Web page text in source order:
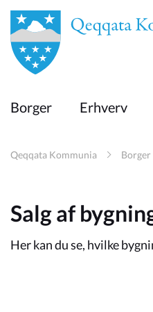
en
Borger
Erhverv
Politik
Turisme
Borger Erhverv
Qeqqata Kommunia Borger
Salg af
Her kan du se, hvilke